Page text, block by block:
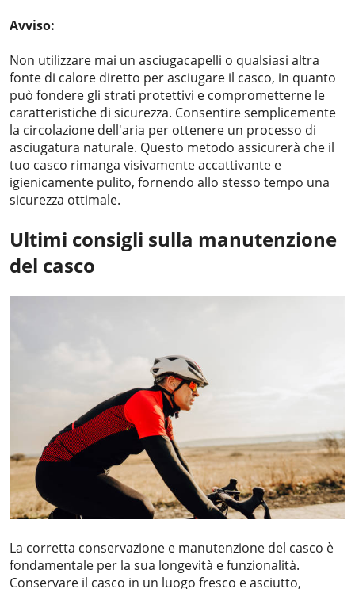
Avviso:
Non utilizzare mai un asciugacapelli o qualsiasi altra
fonte di calore diretto per asciugare il casco, in quanto
può fondere gli strati protettivi e comprometterne le
caratteristiche di sicurezza. Consentire semplicemente
la circolazione dell'aria per ottenere un processo di
asciugatura naturale. Questo metodo assicurerà che il
tuo casco rimanga visivamente accattivante e
igienicamente pulito, fornendo allo stesso tempo una
sicurezza ottimale.
Ultimi consigli sulla manutenzione
del casco
La corretta conservazione e manutenzione del casco è
fondamentale per la sua longevità e funzionalità.
Conservare il casco in un luogo fresco e asciutto,